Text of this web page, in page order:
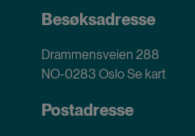
Besøksadresse
Drammensveien 288
NO-0283 OsloSe kart
Postadresse